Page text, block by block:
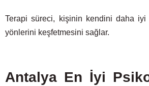
Terapi süreci, kişinin kendini daha iyi
yönlerini keşfetmesini sağlar.
Antalya En İyi